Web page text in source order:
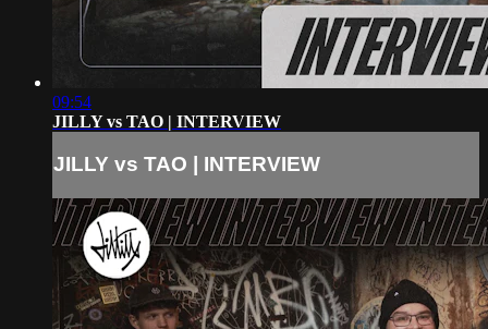
09:54
JILLY vs TAO | INTERVIEW
JILLY vs TAO | INTERVIEW